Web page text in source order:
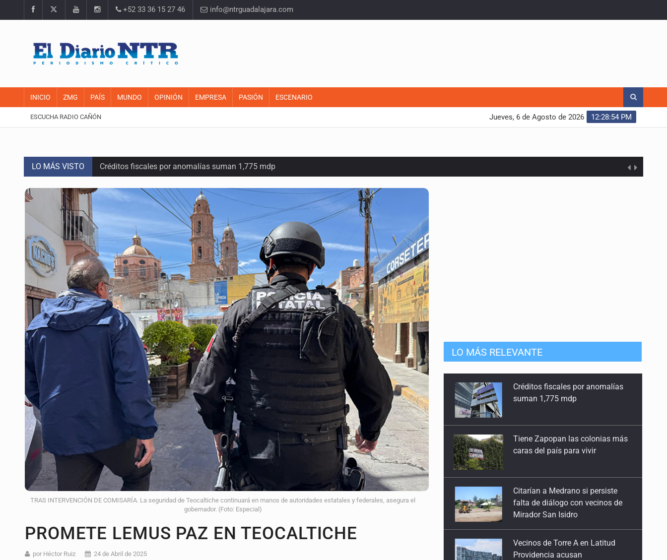
+52 33 36 15 27 46 info@ntrguadalajara.com
INICIO ZMG PAÍS MUNDO OPINIÓN EMPRESA PASIÓN ESCENARIO
ESCUCHA RADIO CAÑÓN 12:28:55 PM
Jueves, 6 de Agosto de 2026
LO MÁS VISTO Créditos fiscales por anomalías suman 1,775 mdp
Tiene Zapopan las colonias más caras del país para vivir
Vecinos de Torre A en Latitud Providencia acusan fallas estructurales
3.5 millones de jaliscienses, sin trabajo digno
IMSS Jalisco concreta dos donaciones multiorgánicas
Anuncian actividades por Mes de Juventudes
Dinero oscuro
Se cumplió plazo y continúan las fallas en Siteur
Hacen jornada por Semana Mundial de la Lactancia
Quinto Patio
TRAS INTERVENCIÓN DE COMISARÍA. La seguridad de Teocaltiche continuará en manos de autoridades estatales y federales, asegura el
gobernador. (Foto: Especial)
PROMETE LEMUS PAZ EN TEOCALTICHE
por Héctor Ruiz 24 de Abril de 2025
LO MÁS RELEVANTE
Tiene Zapopan las colonias más
caras del país para vivir
Citarían a Medrano si persiste
falta de diálogo con vecinos de
Vecinos de Torre A en Latitud
Providencia acusan
fallas estructurales
3.5 millones de jaliscienses,
sin trabajo digno